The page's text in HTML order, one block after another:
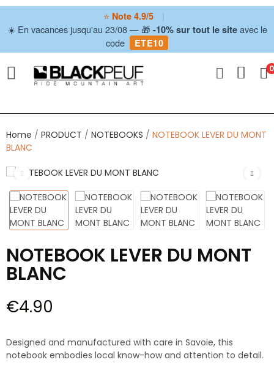
⭐ Note 4.9/5
|
☀️ En vacances jusqu'au 23/08 — 🎁 -10% sur tout le siteavec le
code
ETE10
0
Home PRODUCT NOTEBOOKS
NOTEBOOK LEVER DU MONT
BLANC
NOTEBOOK LEVER DU MONT
BLANC
€4.90
Designed and manufactured with care in Savoie, this
notebook embodies local know-how and attention to detail.